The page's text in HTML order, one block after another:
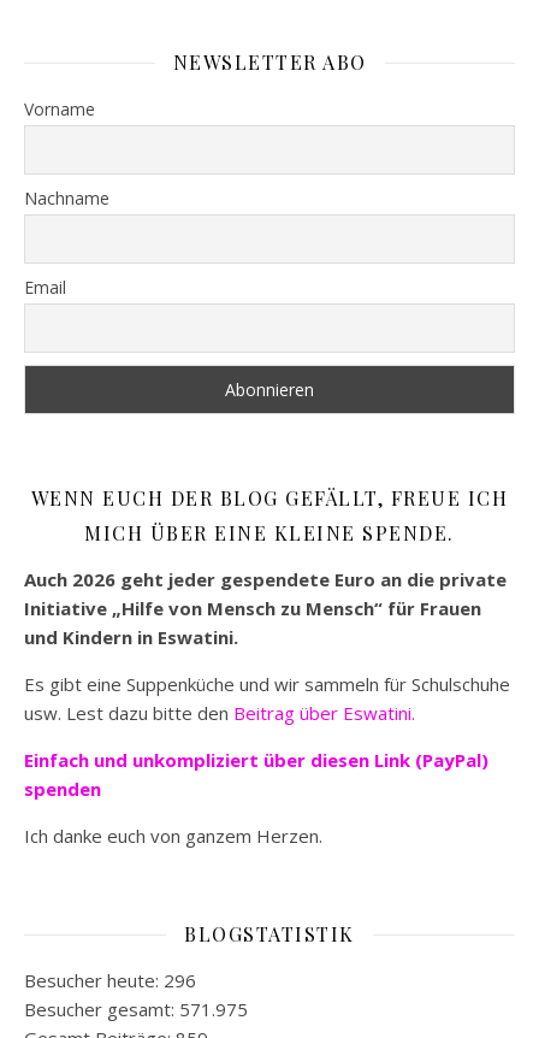
NEWSLETTER ABO
Vorname
Nachname
Email
WENN EUCH DER BLOG GEFÄLLT, FREUE ICH
MICH ÜBER EINE KLEINE SPENDE.
Auch 2026 geht jeder gespendete Euro an die private
Initiative „Hilfe von Mensch zu Mensch“ für Frauen
und Kindern in Eswatini.
Es gibt eine Suppenküche und wir sammeln für Schulschuhe
usw. Lest dazu bitte den Beitrag über Eswatini.
Einfach und unkompliziert über diesen Link (PayPal)
spenden
Ich danke euch von ganzem Herzen.
BLOGSTATISTIK
Besucher heute: 296
Besucher gesamt: 571.975